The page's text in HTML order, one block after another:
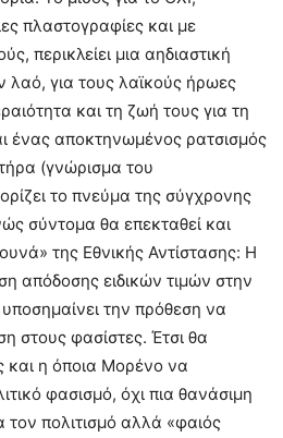
πλαστογραφίες και με
περικλείει μια αηδιαστική
λαό, για τους λαϊκούς ήρωες
και τη ζωή τους για τη
ένας αποκτηνωμένος ρατσισμός
(γνώρισμα του
το πνεύμα της σύγχρονης
σύντομα θα επεκταθεί και
της Εθνικής Αντίστασης: Η
απόδοσης ειδικών τιμών στην
την πρόθεση να
στους φασίστες. Έτσι θα
και η όποια Μορένο να
φασισμό, όχι πια θανάσιμη
τον πολιτισμό αλλά «φαιός